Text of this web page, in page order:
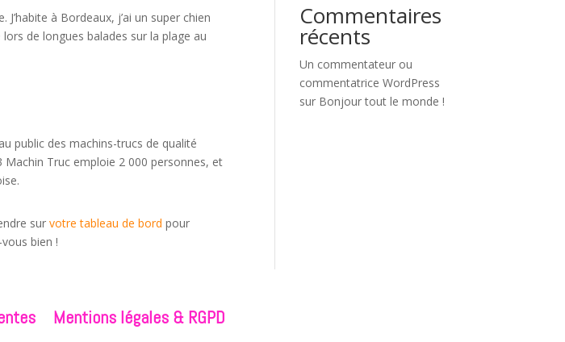
à Bordeaux, j’ai un super chien
de longues balades sur la plage au
public des machins-trucs de qualité
Truc emploie 2 000 personnes, et
survotre tableau de bord pour
bien !
Commentaires
récents
Un commentateur ou
commentatrice WordPress
sur Bonjour tout le monde !
Mentions légales & RGPD